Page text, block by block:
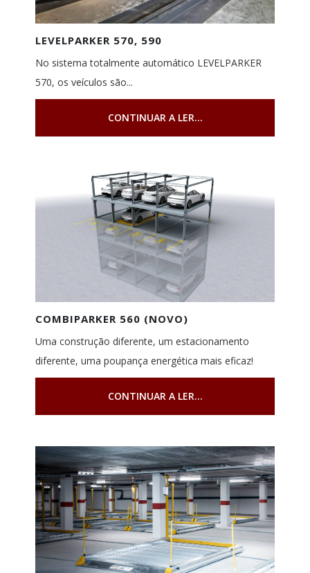
LEVELPARKER 570, 590
No sistema totalmente automático LEVELPARKER
570, os veículos são...
CONTINUAR A LER...
COMBIPARKER 560 (NOVO)
Uma construção diferente, um estacionamento
diferente, uma poupança energética mais eficaz!
CONTINUAR A LER...